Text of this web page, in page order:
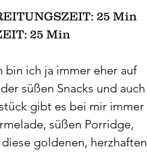
25 Min
25 Min
bin ich ja immer eher auf
süßen Snacks und auch
gibt es bei mir immer
süßen Porridge,
goldenen, herzhaften